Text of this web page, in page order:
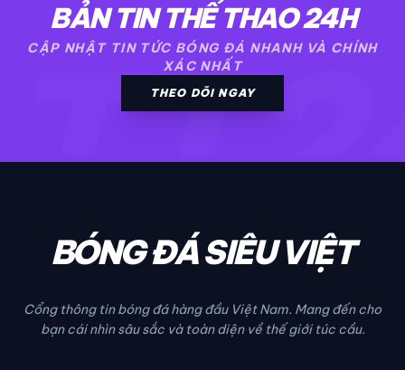
BẢN TIN THỂ THAO 24H
CẬP NHẬT TIN TỨC BÓNG ĐÁ NHANH VÀ CHÍNH
XÁC NHẤT
THEO DÕI NGAY
BÓNG ĐÁ SIÊU VIỆT
Cổng thông tin bóng đá hàng đầu Việt Nam. Mang đến cho
bạn cái nhìn sâu sắc và toàn diện về thế giới túc cầu.